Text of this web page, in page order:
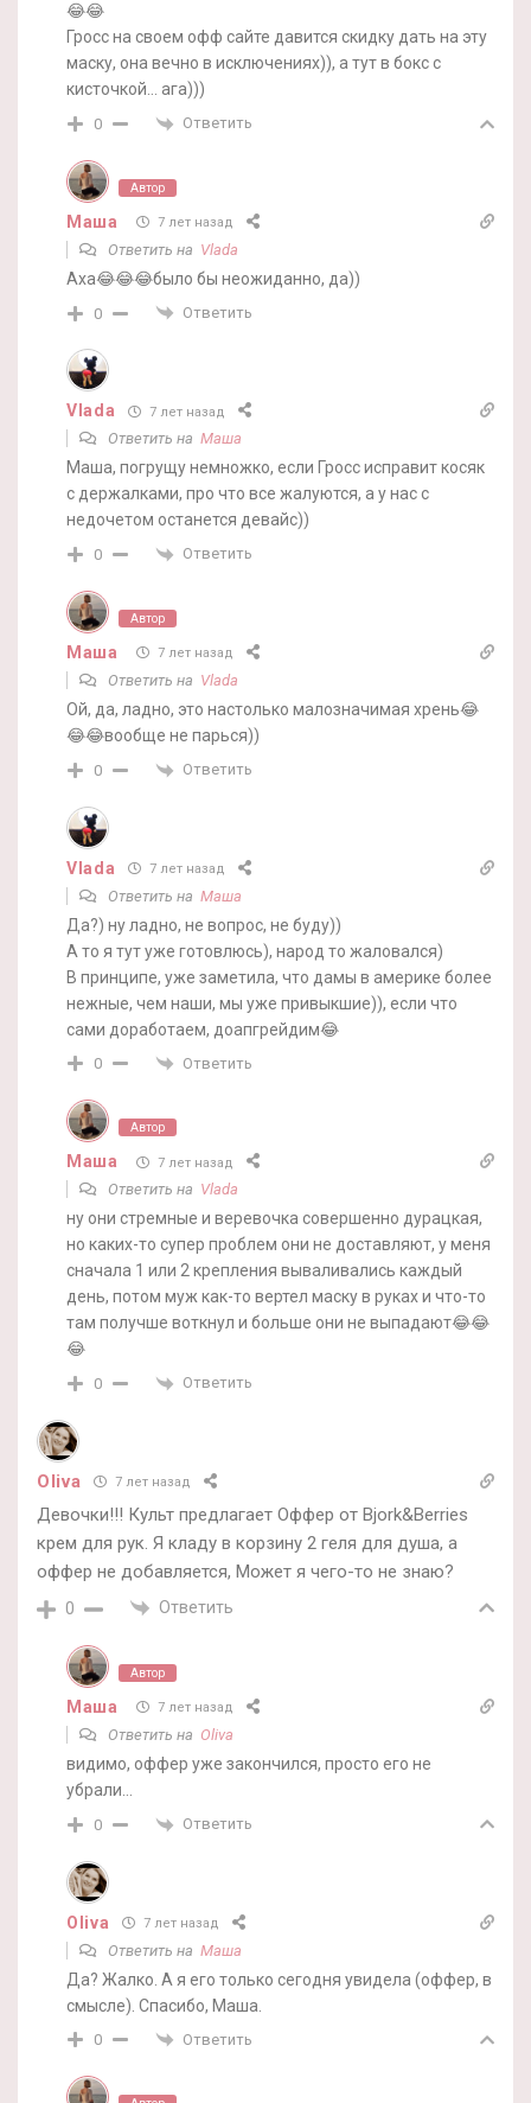
😂😂
Гросс на своем офф сайте давится скидку дать на эту
маску, она вечно в исключениях)), а тут в бокс с
кисточкой… ага)))
0 Ответить
Автор
Маша 7 лет назад
Ответить на Vlada
Аха😂😂😂было бы неожиданно, да))
0 Ответить
Vlada 7 лет назад
Ответить на Маша
Маша, погрущу немножко, если Гросс исправит косяк
с держалками, про что все жалуются, а у нас с
недочетом останется девайс))
0 Ответить
Автор
Маша 7 лет назад
Ответить на Vlada
Ой, да, ладно, это настолько малозначимая хрень😂
😂😂вообще не парься))
0 Ответить
Vlada 7 лет назад
Ответить на Маша
Да?) ну ладно, не вопрос, не буду))
А то я тут уже готовлюсь), народ то жаловался)
В принципе, уже заметила, что дамы в америке более
нежные, чем наши, мы уже привыкшие)), если что
сами доработаем, доапгрейдим😂
0 Ответить
Автор
Маша 7 лет назад
Ответить на Vlada
ну они стремные и веревочка совершенно дурацкая,
но каких-то супер проблем они не доставляют, у меня
сначала 1 или 2 крепления вываливались каждый
день, потом муж как-то вертел маску в руках и что-то
там получше воткнул и больше они не выпадают😂😂
😂
0 Ответить
Oliva 7 лет назад
Девочки!!! Культ предлагает Оффер от Bjork&Berries
крем для рук. Я кладу в корзину 2 геля для душа, а
оффер не добавляется, Может я чего-то не знаю?
0 Ответить
Автор
Маша 7 лет назад
Ответить на Oliva
видимо, оффер уже закончился, просто его не
убрали…
0 Ответить
Oliva 7 лет назад
Ответить на Маша
Да? Жалко. А я его только сегодня увидела (оффер, в
смысле). Спасибо, Маша.
0 Ответить